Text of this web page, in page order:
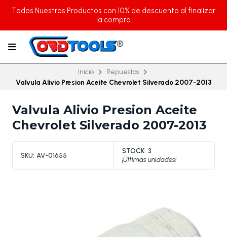
Todos Nuestros Productos con 10% de descuento al finalizar
la compra
Inicio
Repuestos
Valvula Alivio Presion Aceite Chevrolet Silverado 2007-2013
Valvula Alivio Presion Aceite
Chevrolet Silverado 2007-2013
SKU: AV-01655
STOCK: 3
¡Últimas unidades!